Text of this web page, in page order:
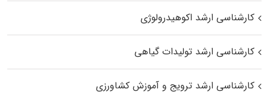
کارشناسی ارشد اکوهیدرولوژی
کارشناسی ارشد تولیدات گیاهی
کارشناسی ارشد ترویج و آموزش کشاورزی